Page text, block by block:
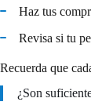
Haz tus
Revisa si tu
Recuerda que
¿Son